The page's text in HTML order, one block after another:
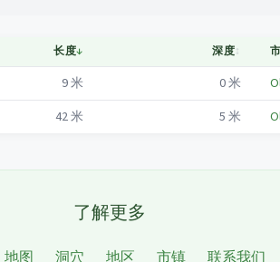
长度↓ 深度↕
9米 0米
42米 5 米
了解更多
地图 洞穴 地区 市镇 联系我们